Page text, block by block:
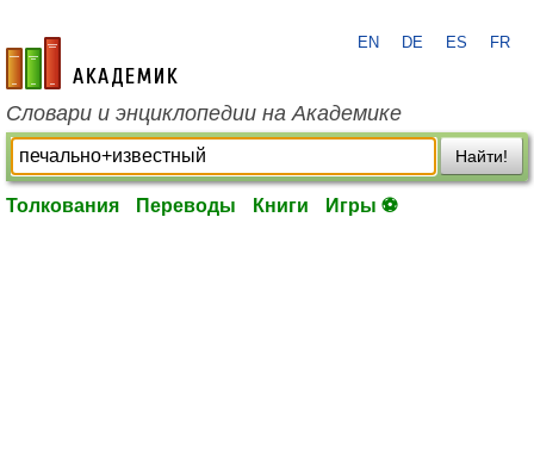
academic.ru
EN DE ES FR
Словари и энциклопедии на Академике
Найти!
Толкования Переводы Книги Игры ⚽